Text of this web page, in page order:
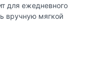
для ежедневного
вручную мягкой